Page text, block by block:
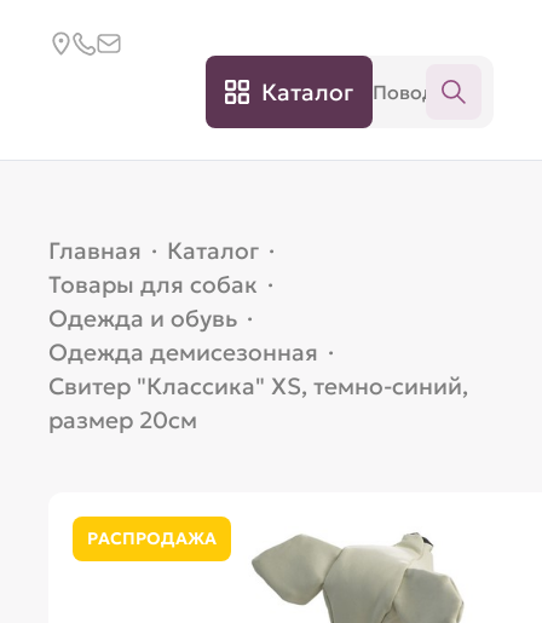
Каталог
Главная · Каталог ·
Товары для собак ·
Одежда и обувь ·
Одежда демисезонная ·
Свитер "Классика" XS, темно-синий,
размер 20см
РАСПРОДАЖА